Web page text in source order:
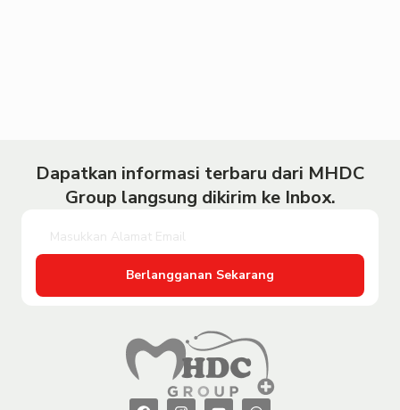
Dapatkan informasi terbaru dari MHDC
Group langsung dikirim ke Inbox.
Berlangganan Sekarang